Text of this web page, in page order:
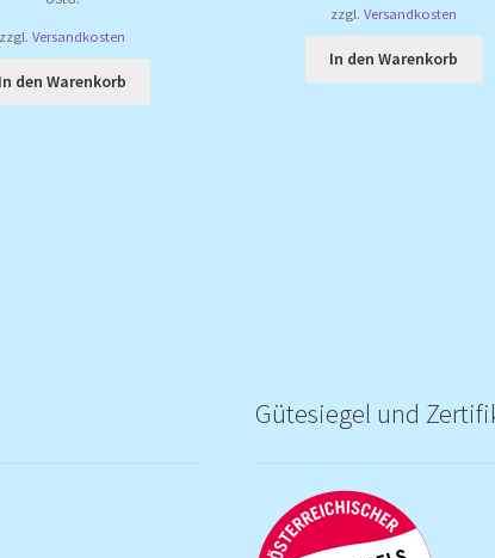
zzgl.Versandkosten
In den Warenkorb
zzgl. Versandkosten
In den Warenkorb
Gütesiegel und